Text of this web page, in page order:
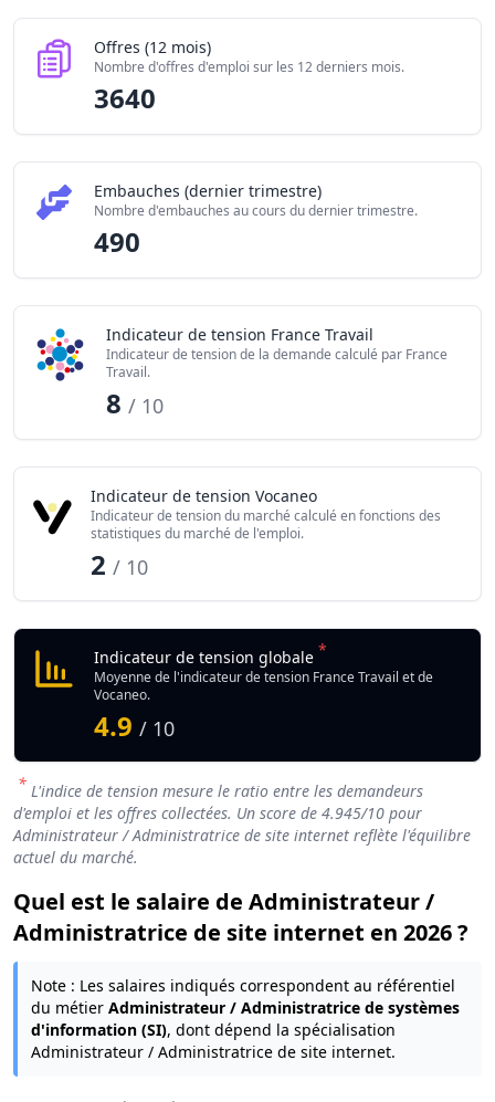
Offres (12 mois)
Nombre d'offres d'emploi sur les 12 derniers mois.
3640
Embauches (dernier trimestre)
Nombre d'embauches au cours du dernier trimestre.
490
Indicateur de tension France Travail
Indicateur de tension de la demande calculé par France
Travail.
8/ 10
Indicateur de tension Vocaneo
Indicateur de tension du marché calculé en fonctions des
statistiques du marché de l'emploi.
2 / 10
Indicateur de tension globale *
Moyenne de l'indicateur de tension France Travail et de
Vocaneo.
4.9 / 10
* L'indice de tension mesure le ratio entre les demandeurs
d'emploi et les offres collectées. Un score de 4.945/10 pour
Administrateur / Administratrice de site internet reflète l'équilibre
actuel du marché.
Quel est le salaire de Administrateur /
Administratrice de site internet en 2026 ?
Note : Les salaires indiqués correspondent au référentiel
du métier Administrateur / Administratrice de systèmes
d'information (SI), dont dépend la spécialisation
Administrateur / Administratrice de site internet.